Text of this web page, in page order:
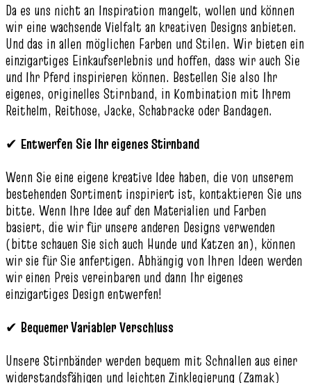
Da es uns nicht an Inspiration mangelt, wollen und können
wir eine wachsende Vielfalt an kreativen Designs anbieten.
Und das in allen möglichen Farben und Stilen. Wir bieten ein
einzigartiges Einkaufserlebnis und hoffen, dass wir auch Sie
und Ihr Pferd inspirieren können. Bestellen Sie also Ihr
eigenes, originelles Stirnband, in Kombination mit Ihrem
Reithelm, Reithose, Jacke, Schabracke oder Bandagen.
✔ Entwerfen Sie Ihr eigenes Stirnband
Wenn Sie eine eigene kreative Idee haben, die von unserem
bestehenden Sortiment inspiriert ist, kontaktieren Sie uns
bitte. Wenn Ihre Idee auf den Materialien und Farben
basiert, die wir für unsere anderen Designs verwenden
(bitte schauen Sie sich auch Hunde und Katzen an), können
wir sie für Sie anfertigen. Abhängig von Ihren Ideen werden
wir einen Preis vereinbaren und dann Ihr eigenes
einzigartiges Design entwerfen!
✔ Bequemer Variabler Verschluss
Unsere Stirnbänder werden bequem mit Schnallen aus einer
widerstandsfähigen und leichten Zinklegierung (Zamak)